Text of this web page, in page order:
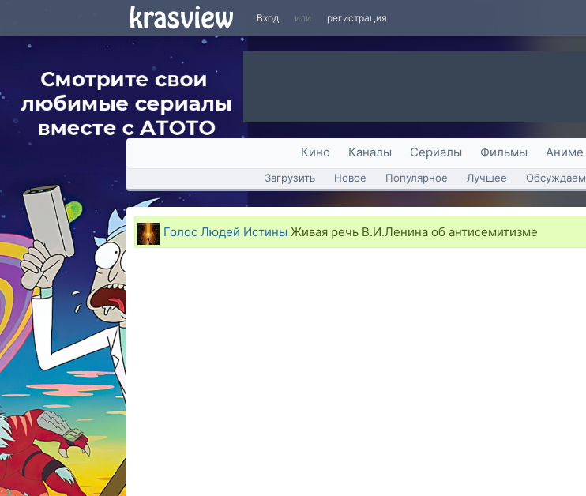
Вход или регистрация
Кино Каналы Сериалы Фильмы Аниме
Загрузить Новое Популярное Лучшее
Голос Людей Истины Живая речь В.И.Ленина об антисемитизме